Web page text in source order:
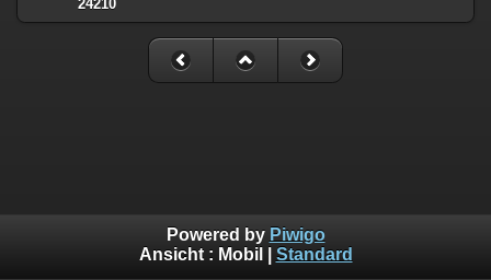
24210
Powered by Piwigo
Ansicht : Mobil Standard